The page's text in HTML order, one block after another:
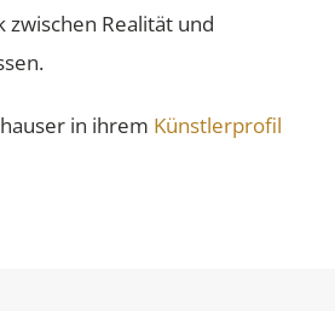
zwischen Realität und
in ihrem Künstlerprofil